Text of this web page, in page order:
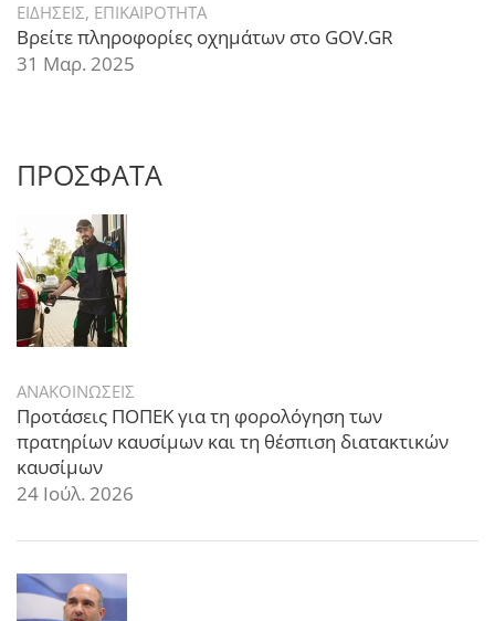
ΕΙΔΗΣΕΙΣ, ΕΠΙΚΑΙΡΟΤΗΤΑ
Βρείτε πληροφορίες οχημάτων στο GOV.GR
31 Μαρ. 2025
ΠΡΟΣΦΑΤΑ
ΑΝΑΚΟΙΝΩΣΕΙΣ
Προτάσεις ΠΟΠΕΚ για τη φορολόγηση των
πρατηρίων καυσίμων και τη θέσπιση διατακτικών
καυσίμων
24 Ιούλ. 2026